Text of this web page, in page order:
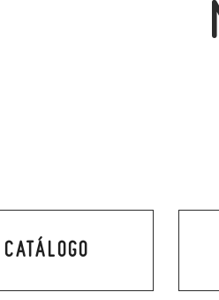
CATÁLOGO